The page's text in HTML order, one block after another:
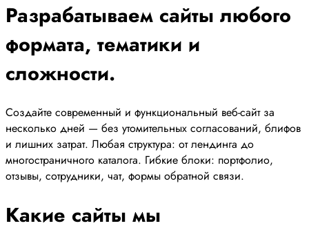
Разрабатываем сайты любого
формата, тематики и
сложности.
Создайте современный и функциональный веб-сайт за
несколько дней — без утомительных согласований, блифов
и лишних затрат. Любая структура: от лендинга до
многостраничного каталога. Гибкие блоки: портфолио,
отзывы, сотрудники, чат, формы обратной связи.
Какие сайты мы